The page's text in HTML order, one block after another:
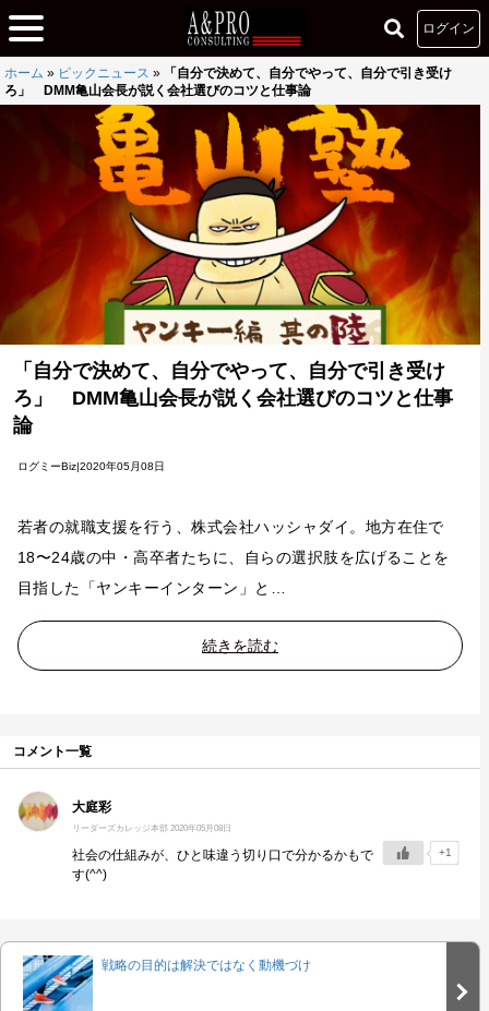
ログイン
ホーム » ピックニュース »
「自分で決めて、自分でやって、自分で引き受け
ろ」 DMM亀山会長が説く会社選びのコツと仕事論
「自分で決めて、自分でやって、自分で引き受け
ろ」 DMM亀山会長が説く会社選びのコツと仕事
論
ログミーBiz|2020年05月08日
若者の就職支援を行う、株式会社ハッシャダイ。地方在住で
18〜24歳の中・高卒者たちに、自らの選択肢を広げることを
目指した「ヤンキーインターン」と…
続きを読む
コメント一覧
大庭彩
リーダーズカレッジ本部 2020年05月08日
社会の仕組みが、ひと味違う切り口で分かるかもで
す(^^)
+1
戦略の目的は解決ではなく動機づけ